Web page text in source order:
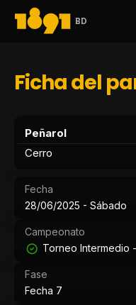
BD
Ficha del
Peñarol
Cerro
Fecha
28/06/2025 - Sábado
Campeonato
Torneo Intermedio
Fase
Fecha 7